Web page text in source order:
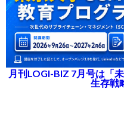
月刊LOGI-BIZ 7月号は「
生存戦